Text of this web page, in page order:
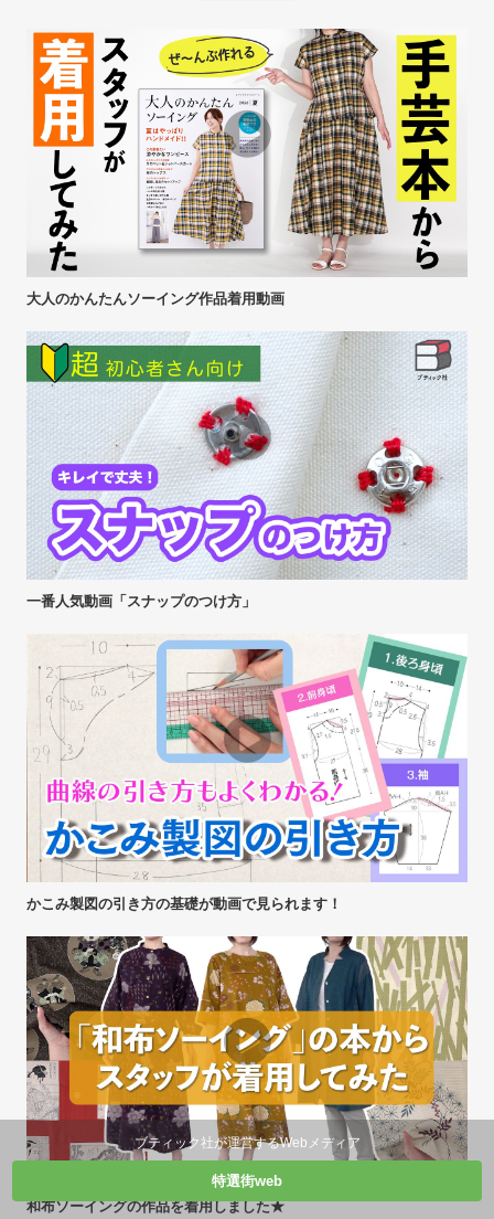
大人のかんたんソーイング作品着用動画
一番人気動画「スナップのつけ方」
かこみ製図の引き方の基礎が動画で見られます！
和布ソーイングの作品を着用しました★
ブティック社が運営するWebメディア
特選街web